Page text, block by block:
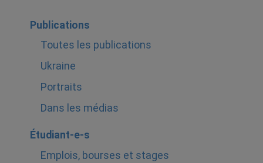
Publications
Toutes les publications
Ukraine
Portraits
Dans les médias
Étudiant-e-s
Emplois, bourses et stages